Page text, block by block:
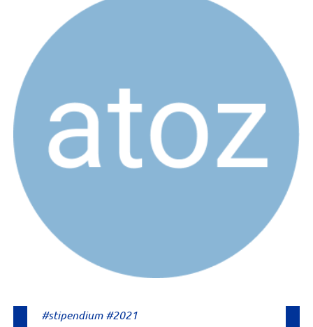
#stipendium #2021